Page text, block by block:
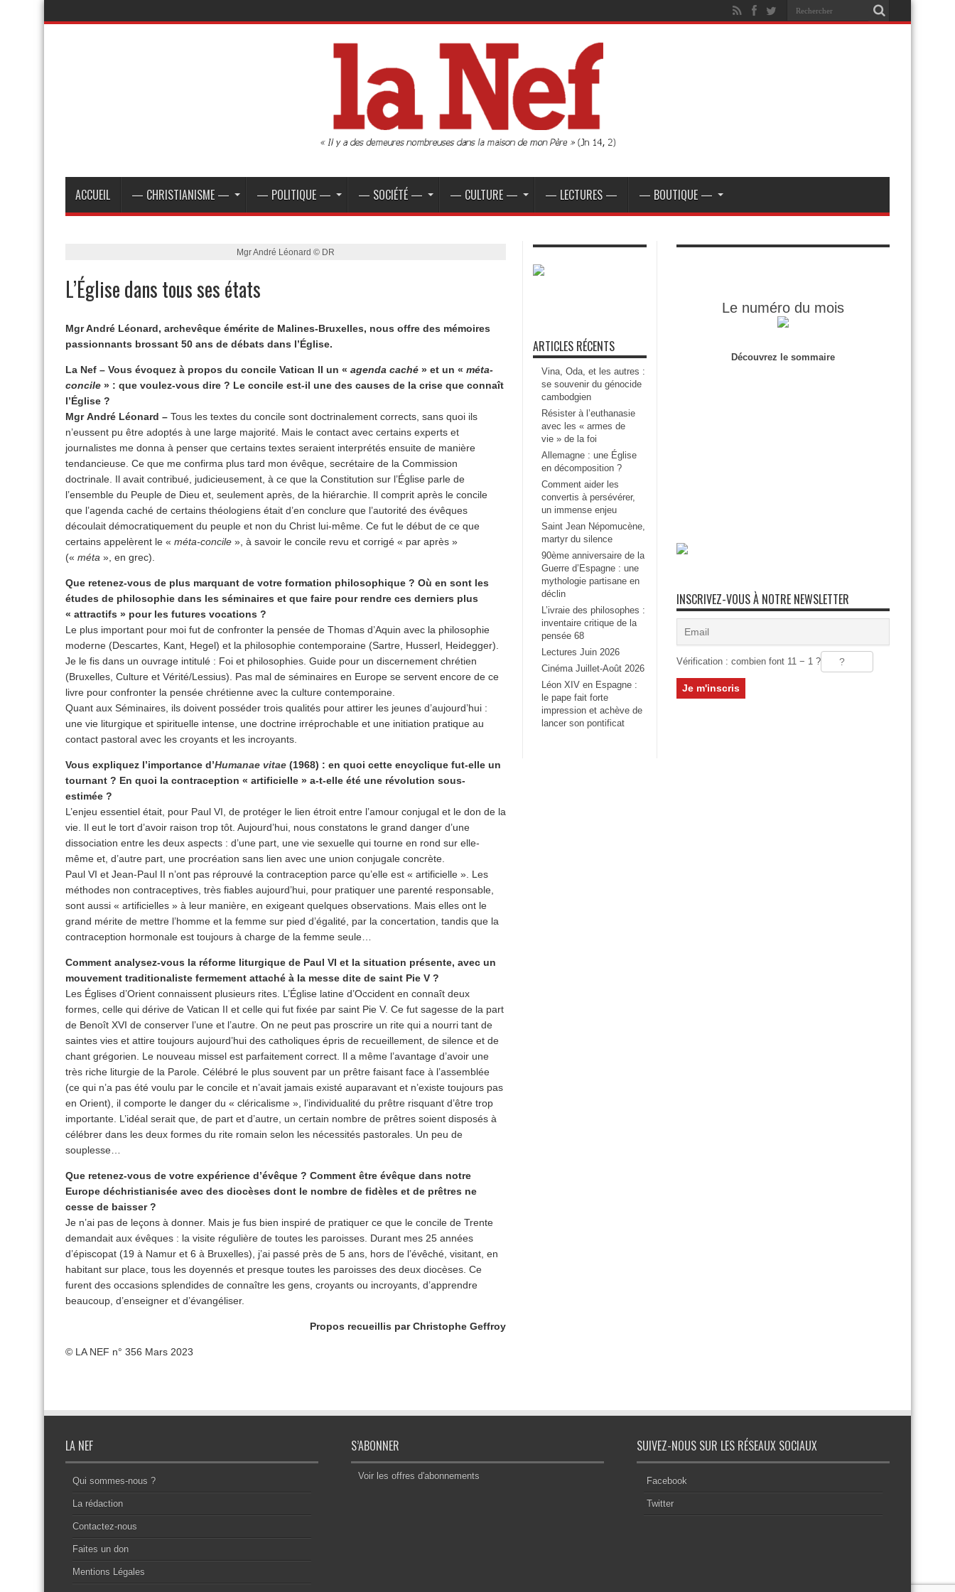
ACCUEIL — CHRISTIANISME — — POLITIQUE — — SOCIÉTÉ — — CULTURE — — LECTURES — — BOUTIQUE —
Mgr André Léonard © DR
L’Église dans tous ses états
Mgr André Léonard, archevêque émérite de Malines-Bruxelles, nous offre des mémoires
passionnants brossant 50 ans de débats dans l’Église.
La Nef – Vous évoquez à propos du concile Vatican II un « agenda caché » et un « méta-
concile » : que voulez-vous dire ? Le concile est-il une des causes de la crise que connaît
l’Église ?
Mgr André Léonard – Tous les textes du concile sont doctrinalement corrects, sans quoi ils
n’eussent pu être adoptés à une large majorité. Mais le contact avec certains experts et
journalistes me donna à penser que certains textes seraient interprétés ensuite de manière
tendancieuse. Ce que me confirma plus tard mon évêque, secrétaire de la Commission
doctrinale. Il avait contribué, judicieusement, à ce que la Constitution sur l’Église parle de
l’ensemble du Peuple de Dieu et, seulement après, de la hiérarchie. Il comprit après le concile
que l’agenda caché de certains théologiens était d’en conclure que l’autorité des évêques
découlait démocratiquement du peuple et non du Christ lui-même. Ce fut le début de ce que
certains appelèrent le « méta-concile », à savoir le concile revu et corrigé « par après »
(« méta », en grec).
Que retenez-vous de plus marquant de votre formation philosophique ? Où en sont les
études de philosophie dans les séminaires et que faire pour rendre ces derniers plus
« attractifs » pour les futures vocations ?
Le plus important pour moi fut de confronter la pensée de Thomas d’Aquin avec la philosophie
moderne (Descartes, Kant, Hegel) et la philosophie contemporaine (Sartre, Husserl, Heidegger).
Je le fis dans un ouvrage intitulé : Foi et philosophies. Guide pour un discernement chrétien
(Bruxelles, Culture et Vérité/Lessius). Pas mal de séminaires en Europe se servent encore de ce
livre pour confronter la pensée chrétienne avec la culture contemporaine.
Quant aux Séminaires, ils doivent posséder trois qualités pour attirer les jeunes d’aujourd’hui :
une vie liturgique et spirituelle intense, une doctrine irréprochable et une initiation pratique au
contact pastoral avec les croyants et les incroyants.
Vous expliquez l’importance d’Humanae vitae (1968) : en quoi cette encyclique fut-elle un
tournant ? En quoi la contraception « artificielle » a-t-elle été une révolution sous-
estimée ?
L’enjeu essentiel était, pour Paul VI, de protéger le lien étroit entre l’amour conjugal et le don de la
vie. Il eut le tort d’avoir raison trop tôt. Aujour­d’hui, nous constatons le grand danger d’une
dissociation entre les deux aspects : d’une part, une vie sexuelle qui tourne en rond sur elle-
même et, d’autre part, une procréation sans lien avec une union conjugale concrète.
Paul VI et Jean-Paul II n’ont pas réprouvé la contraception parce qu’elle est « artificielle ». Les
méthodes non contraceptives, très fiables aujourd’hui, pour pratiquer une parenté responsable,
sont aussi « artificielles » à leur manière, en exigeant quelques observations. Mais elles ont le
grand mérite de mettre l’homme et la femme sur pied d’égalité, par la concertation, tandis que la
contraception hormonale est toujours à charge de la femme seule…
Comment analysez-vous la réforme liturgique de Paul VI et la situation présente, avec un
mouvement traditionaliste fermement attaché à la messe dite de saint Pie V ?
Les Églises d’Orient connaissent plusieurs rites. L’Église latine d’Occident en connaît deux
formes, celle qui dérive de Vatican II et celle qui fut fixée par saint Pie V. Ce fut sagesse de la part
de Benoît XVI de conserver l’une et l’autre. On ne peut pas proscrire un rite qui a nourri tant de
saintes vies et attire toujours aujourd’hui des catholiques épris de recueillement, de silence et de
chant grégorien. Le nouveau missel est parfaitement correct. Il a même l’avantage d’avoir une
très riche liturgie de la Parole. Célébré le plus souvent par un prêtre faisant face à l’assemblée
(ce qui n’a pas été voulu par le concile et n’avait jamais existé auparavant et n’existe toujours pas
en Orient), il comporte le danger du « cléricalisme », l’individualité du prêtre risquant d’être trop
importante. L’idéal serait que, de part et d’autre, un certain nombre de prêtres soient disposés à
célébrer dans les deux formes du rite romain selon les nécessités pastorales. Un peu de
souplesse…
Que retenez-vous de votre expérience d’évêque ? Comment être évêque dans notre
Europe déchristianisée avec des diocèses dont le nombre de fidèles et de prêtres ne
cesse de baisser ?
Je n’ai pas de leçons à donner. Mais je fus bien inspiré de pratiquer ce que le concile de Trente
demandait aux évêques : la visite régulière de toutes les paroisses. Durant mes 25 années
d’épiscopat (19 à Namur et 6 à Bruxelles), j’ai passé près de 5 ans, hors de l’évêché, visitant, en
habitant sur place, tous les doyennés et presque toutes les paroisses des deux diocèses. Ce
furent des occasions splendides de connaître les gens, croyants ou incroyants, d’apprendre
beaucoup, d’enseigner et d’évangéliser.
Propos recueillis par Christophe Geffroy
© LA NEF n° 356 Mars 2023
ARTICLES RÉCENTS
Vina, Oda, et les autres :
se souvenir du génocide
cambodgien
Résister à l’euthanasie
avec les « armes de
vie » de la foi
Allemagne : une Église
en décomposition ?
Comment aider les
convertis à persévérer,
un immense enjeu
Saint Jean Népomucène,
martyr du silence
90ème anniversaire de la
Guerre d’Espagne : une
mythologie partisane en
déclin
L’ivraie des philosophes :
inventaire critique de la
pensée 68
Lectures Juin 2026
Cinéma Juillet-Août 2026
Léon XIV en Espagne :
le pape fait forte
impression et achève de
lancer son pontificat
Le numéro du mois
Découvrez le sommaire
INSCRIVEZ-VOUS À NOTRE NEWSLETTER
Vérification : combien font 11 − 1 ?
LA NEF
Qui sommes-nous ?
La rédaction
Contactez-nous
Faites un don
Mentions Légales
S’ABONNER
Voir les offres d'abonnements
SUIVEZ-NOUS SUR LES RÉSEAUX SOCIAUX
Facebook
Twitter